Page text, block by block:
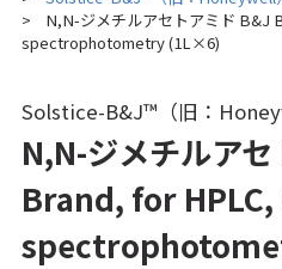
>
N,N-ジメチルアセトアミド B&J
spectrophotometry (1L×6)
Solstice-B&J™（旧：
N,N-ジメチルア
Brand, for HPLC,